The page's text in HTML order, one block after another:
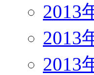
2013
2013
2013